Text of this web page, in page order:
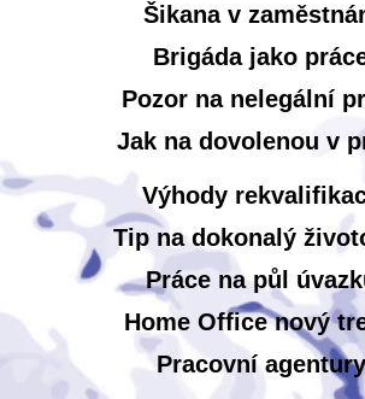
Šikana v
Brigáda jako
Pozor na nelegální
Jak na dovolenou v
Výhody
Tip na dokonalý
Práce na půl
Home Office nový
Pracovní agentury